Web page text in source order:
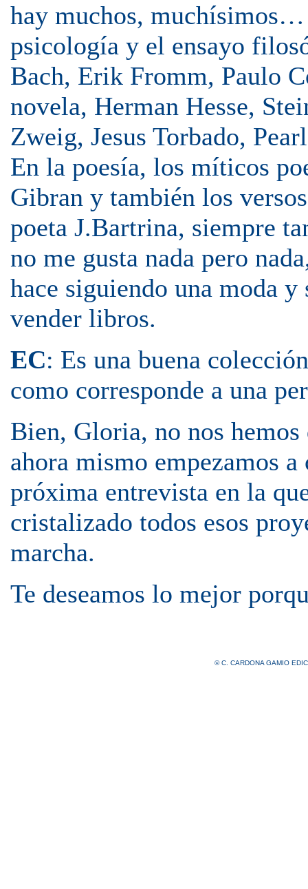
hay muchos,
psicología y el ensayo
Bach, Erik Fromm, Paulo
novela, Herman Hesse,
Zweig, Jesus Torbado,
En la poesía, los míticos
Gibran y también los
poeta J.Bartrina, siempre
no me gusta nada pero
hace siguiendo una moda
vender libros.
EC: Es una buena
como corresponde a una
Bien, Gloria, no nos
ahora mismo empezamos
próxima entrevista en la
cristalizado todos esos
marcha.
Te deseamos lo mejor
© C. CARDONA GAMIO